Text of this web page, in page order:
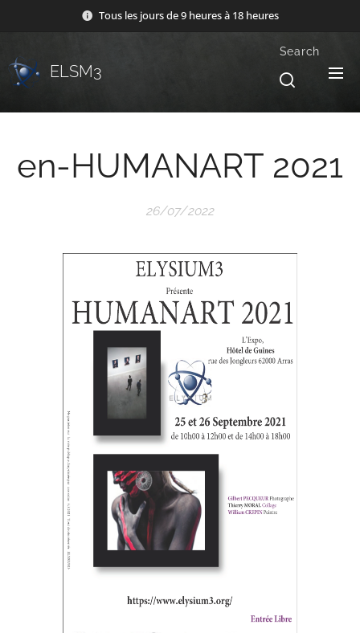
Tous les jours de 9 heures à 18 heures
ELSM3
Search
en-HUMANART 2021
26/07/2022